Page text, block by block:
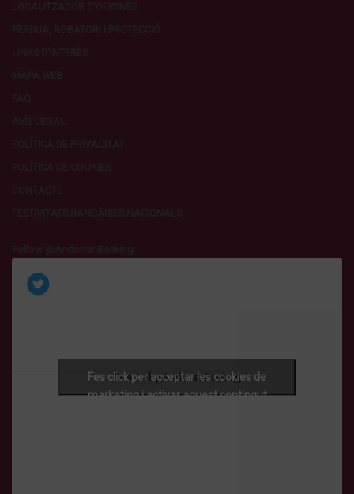
Tweets by AndorranBanking
Fes click per acceptar les cookies de
marketing i activar aquest contingut